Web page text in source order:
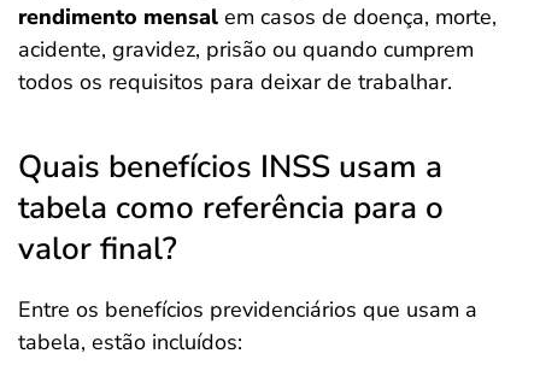
rendimento mensal em casos de doença, morte,
acidente, gravidez, prisão ou quando cumprem
todos os requisitos para deixar de trabalhar.
Quais benefícios INSS usam a
tabela como referência para o
valor final?
Entre os benefícios previdenciários que usam a
tabela, estão incluídos: